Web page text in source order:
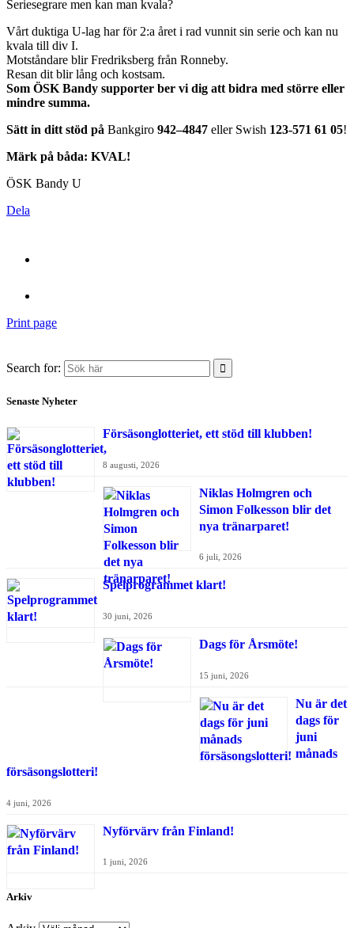
Seriesegrare men kan man kvala?
Vårt duktiga U-lag har för 2:a året i rad vunnit sin serie och kan nu
kvala till div I.
Motståndare blir Fredriksberg från Ronneby.
Resan dit blir lång och kostsam.
Som ÖSK Bandy supporter ber vi dig att bidra med större eller
mindre summa.
Sätt in ditt stöd på Bankgiro 942–4847 eller Swish 123-571 61 05!
Märk på båda: KVAL!
ÖSK Bandy U
Dela
Print page
Search for:
Senaste Nyheter
Försäsonglotteriet, ett stöd till klubben!
8 augusti, 2026
Niklas Holmgren och
Simon Folkesson blir det
nya tränarparet!
6 juli, 2026
Spelprogrammet klart!
30 juni, 2026
Dags för Årsmöte!
15 juni, 2026
Nu är det
dags för
juni
månads
försäsongslotteri!
4 juni, 2026
Nyförvärv från Finland!
1 juni, 2026
Arkiv